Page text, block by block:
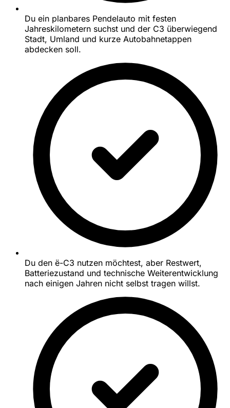
Du ein planbares Pendelauto mit festen
Jahreskilometern suchst und der C3 überwiegend
Stadt, Umland und kurze Autobahnetappen
abdecken soll.
Du den ë-C3 nutzen möchtest, aber Restwert,
Batteriezustand und technische Weiterentwicklung
nach einigen Jahren nicht selbst tragen willst.